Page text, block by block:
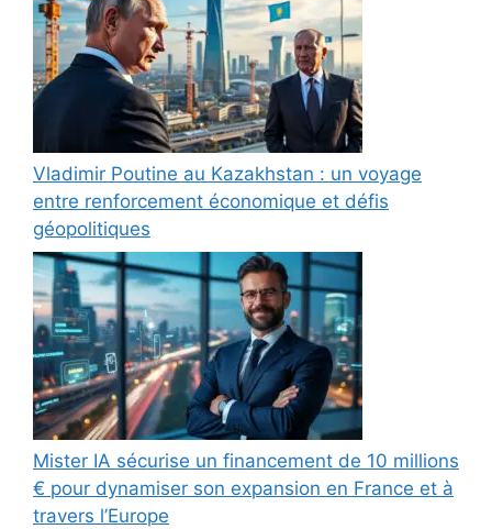
Vladimir Poutine au Kazakhstan : un voyage
entre renforcement économique et défis
géopolitiques
Mister IA sécurise un financement de 10 millions
€ pour dynamiser son expansion en France et à
travers l’Europe